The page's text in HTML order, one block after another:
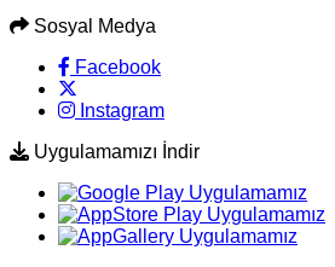
Sosyal Medya
Facebook
Instagram
Uygulamamızı İndir